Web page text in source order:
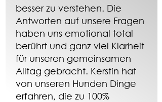
besser zu verstehen. Die
Antworten auf unsere Fragen
haben uns emotional total
berührt und ganz viel Klarheit
für unseren gemeinsamen
Alltag gebracht. Kerstin hat
von unseren Hunden Dinge
erfahren, die zu 100%